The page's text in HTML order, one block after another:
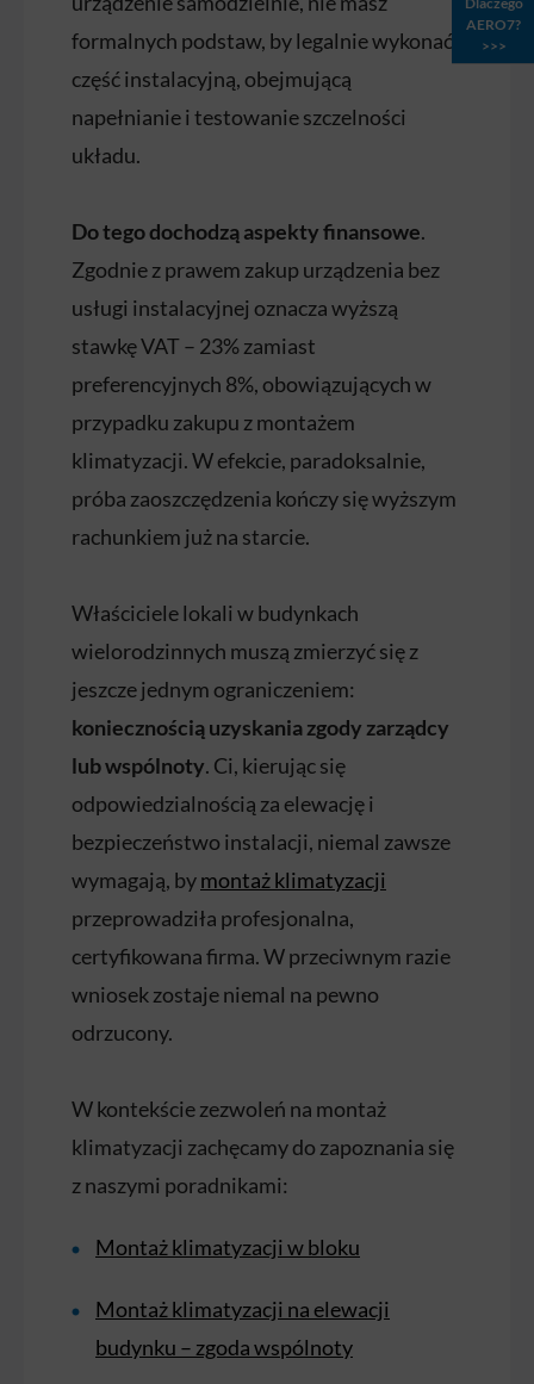
AERO7?
>>>
formalnych podstaw, by legalnie wykonać
część instalacyjną, obejmującą
napełnianie i testowanie szczelności
układu.
Do tego dochodzą aspekty finansowe.
Zgodnie z prawem zakup urządzenia bez
usługi instalacyjnej oznacza wyższą
stawkę VAT – 23% zamiast
preferencyjnych 8%, obowiązujących w
przypadku zakupu z montażem
klimatyzacji. W efekcie, paradoksalnie,
próba zaoszczędzenia kończy się wyższym
rachunkiem już na starcie.
Właściciele lokali w budynkach
wielorodzinnych muszą zmierzyć się z
jeszcze jednym ograniczeniem:
koniecznością uzyskania zgody zarządcy
lub wspólnoty. Ci, kierując się
odpowiedzialnością za elewację i
bezpieczeństwo instalacji, niemal zawsze
wymagają, bymontaż klimatyzacji
przeprowadziła profesjonalna,
certyfikowana firma. W przeciwnym razie
wniosek zostaje niemal na pewno
odrzucony.
W kontekście zezwoleń na montaż
klimatyzacji zachęcamy do zapoznania się
z naszymi poradnikami:
Montaż klimatyzacji w bloku
Montaż klimatyzacji na elewacji
budynku – zgoda wspólnoty